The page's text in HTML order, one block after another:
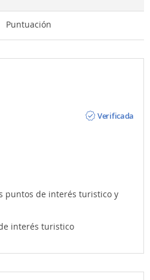
Puntuación
Verificada
puntos de interés turistico y
interés turistico